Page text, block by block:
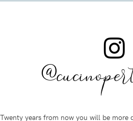
Twenty years from now you will be more